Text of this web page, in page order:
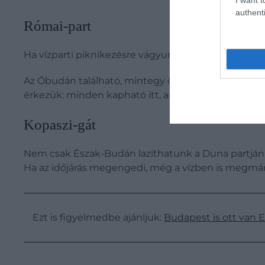
Római-part
Ha vízparti piknikezésre vágyunk, a Római-part a
Az Óbudán található, mintegy öt kilométer
érkezük: minden kapható itt, ami egy tökéletes
Kopaszi-gát
Nem csak Észak-Budán lazíthatunk a Duna
Ha az időjárás megengedi, még a vízben is
Ezt is figyelmedbe ajánljuk: Budapest is ott van